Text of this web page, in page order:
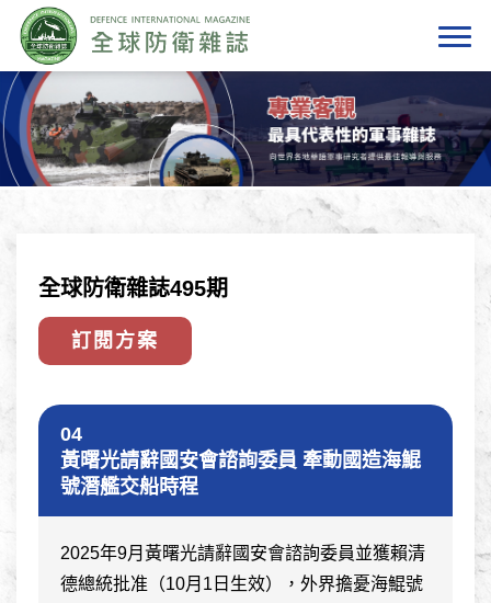
全球防衛雜誌495期
訂閱方案
04
黃曙光請辭國安會諮詢委員 牽動國造海鯤
號潛艦交船時程
2025年9月黃曙光請辭國安會諮詢委員並獲賴清
德總統批准（10月1日生效），外界擔憂海鯤號